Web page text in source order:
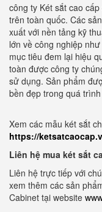
công ty Két sắt cao
trên toàn quốc. Các
xuất với nền tảng kỹ
lớn về công nghiệp
mục tiêu đem lại hiệu
toàn được công ty
sử dụng. Sản phẩm
bền đẹp trong quá
Xem các mẫu két sắt
https://
Liên hệ mua két sắt
Liên hệ trực tiếp với
xem thêm các sản
Cabinet tại website